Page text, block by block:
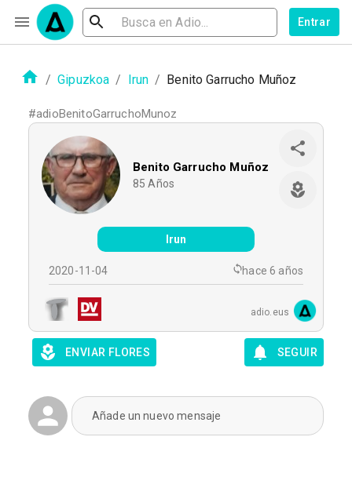
Entrar
/ Gipuzkoa / Irun / Benito Garrucho Muñoz
#adioBenitoGarruchoMunoz
Benito Garrucho Muñoz
85 Años
Irun
2020-11-04 hace 6 años
adio.eus
ENVIAR FLORES SEGUIR
Añade un nuevo mensaje